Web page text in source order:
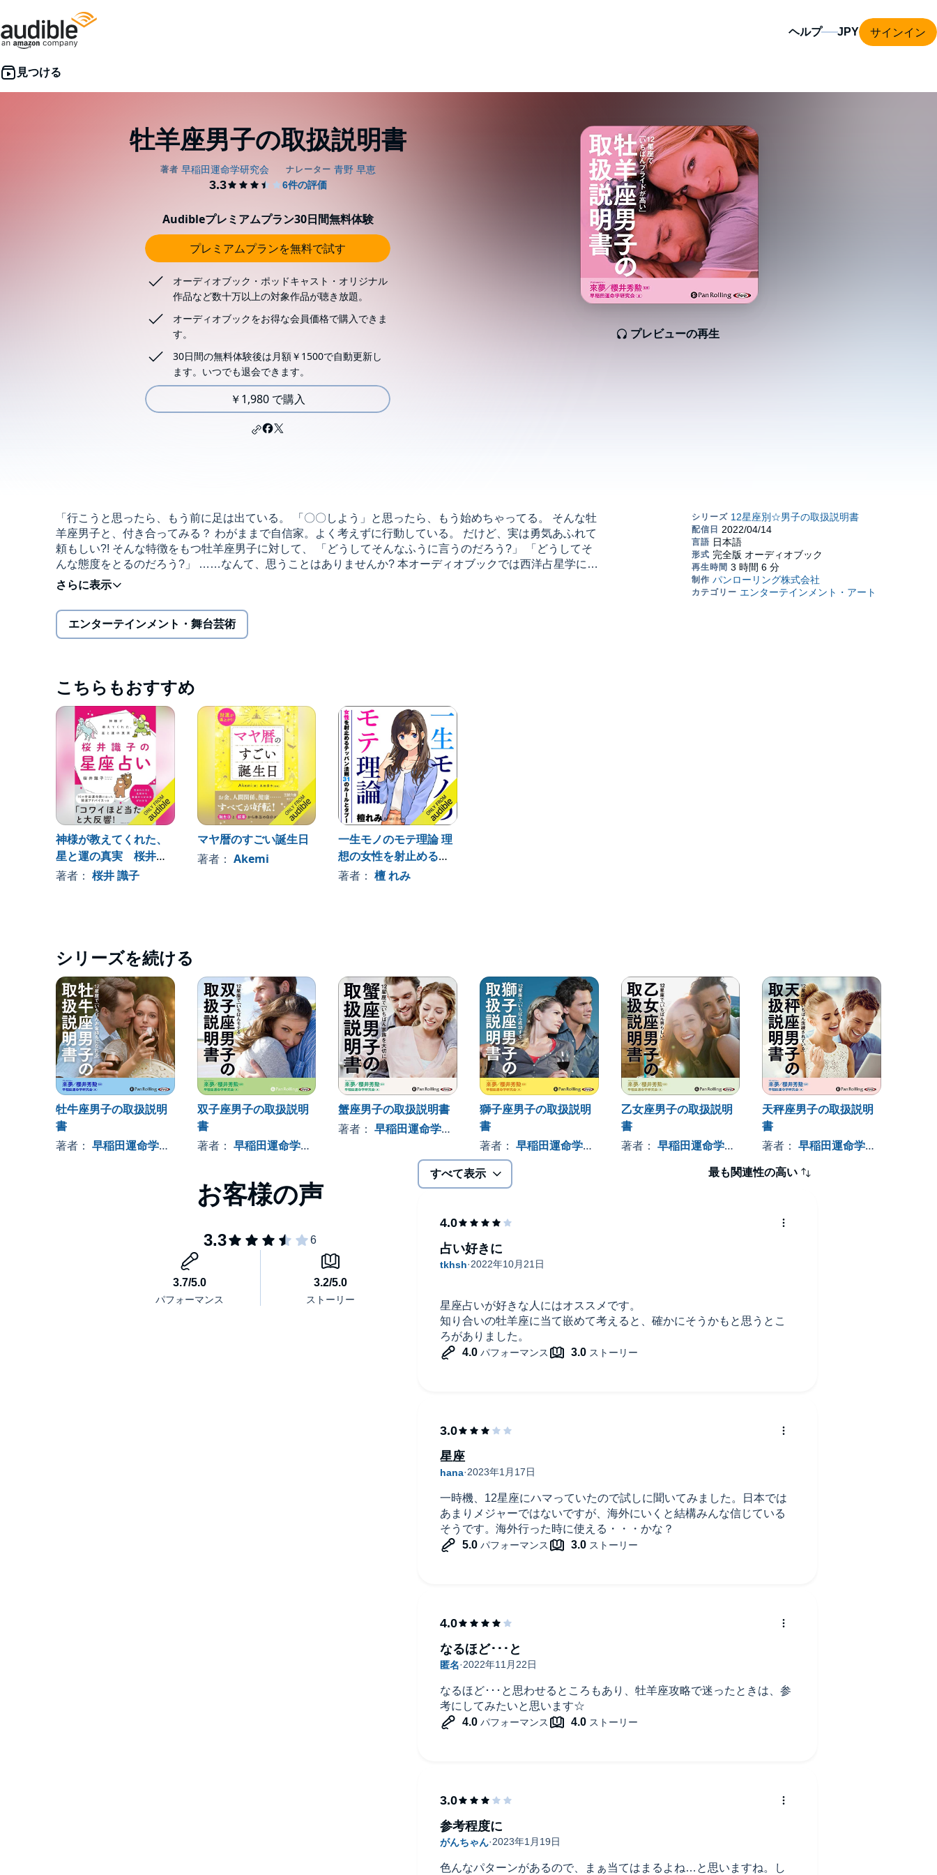
ヘルプ サインイン
牡羊座男子の取扱説明書
プレビューの再生
Audibleプレミアムプラン30日間無料体験
プレミアムプランを無料で試す
オーディオブック・ポッドキャスト・オリジナル
作品など数十万以上の対象作品が聴き放題。
オーディオブックをお得な会員価格で購入できま
す。
30日間の無料体験後は月額￥1500で自動更新し
ます。いつでも退会できます。
￥1,980 で購入
「行こうと思ったら、もう前に足は出ている。 「〇〇しよう」と思ったら、もう始めちゃってる。 そんな牡
羊座男子と、付き合ってみる？ わがままで自信家。よく考えずに行動している。 だけど、実は勇気あふれて
頼もしい?! そんな特徴をもつ牡羊座男子に対して、 「どうしてそんなふうに言うのだろう?」 「どうしてそ
んな態度をとるのだろう?」 ……なんて、思うことはありませんか? 本オーディオブックでは西洋占星学に基
づき、
牡羊座男子の基本的な価値観、資質、行動の傾向について徹底解説。
その他にも、
・牡羊座男子との相性
気になる牡羊座男子とよりよい関係を築くための傾向と対策を網羅しています。
牡羊座男子について知りたい女子はもちろん、牡羊座男子や牡羊座女子も必見の1冊です。©2016 Kizuna
Shuppan
エンターテインメント・舞台芸術
こちらもおすすめ
神様が教えてくれた、
星と運の真実 桜井識
子の星座占い
著者： 桜井 識子
マヤ暦のすごい誕生日
著者： Akemi
一生モノのモテ理論 理
想の女性を射止めるテ
ッパン法則 31のルール
著者：檀 れみ
シリーズを続ける
牡牛座男子の取扱説明
書
著者： 早稲田運命学研究会
双子座男子の取扱説明
書
著者： 早稲田運命学研究会
蟹座男子の取扱説明書
著者：早稲田運命学研究会
獅子座男子の取扱説明
書
著者： 早稲田運命学研究会
乙女座男子の取扱説明
書
著者： 早稲田運命学研究会
天秤座男子の取扱説明
書
著者：早稲田運命学研究会
すべて表示 最も関連性の高い
星座占いが好きな人にはオススメです。
知り合いの牡羊座に当て嵌めて考えると、確かにそうかもと思うとこ
ろがありました。
占い好きに
一時機、12星座にハマっていたので試しに聞いてみました。日本では
あまりメジャーではないですが、海外にいくと結構みんな信じている
そうです。海外行った時に使える・・・かな？
星座
なるほど･･･と思わせるところもあり、牡羊座攻略で迷ったときは、参
考にしてみたいと思います☆
なるほど･･･と
色んなパターンがあるので、まぁ当てはまるよね…と思いますね。し
参考程度に